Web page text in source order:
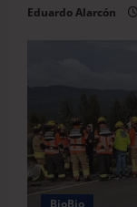
Eduardo Alarcón